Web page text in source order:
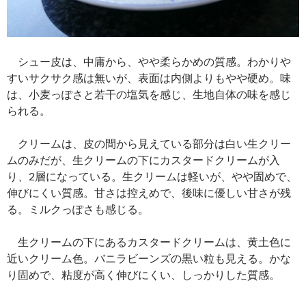
シュー皮は、中庸から、やや柔らかめの質感。わかりや
すいサクサク感は無いが、表面は内側よりもやや硬め。味
は、小麦っぽさと若干の塩気を感じ、生地自体の味を感じ
られる。
クリームは、皮の間から見えている部分は白い生クリー
ムのみだが、生クリームの下にカスタードクリームが入
り、2層になっている。生クリームは軽いが、やや固めで、
伸びにくい質感。甘さは控えめで、後味に優しい甘さが残
る。ミルクっぽさも感じる。
生クリームの下にあるカスタードクリームは、黄土色に
近いクリーム色。バニラビーンズの黒い粒も見える。かな
り固めで、粘度が高く伸びにくい、しっかりした質感。